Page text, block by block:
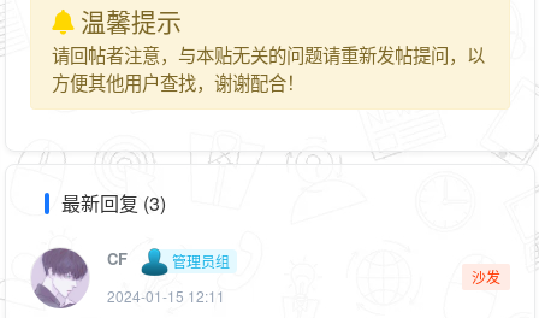
温馨提示
请回帖者注意，与本贴无关的问题请重新发帖提问，以
方便其他用户查找，谢谢配合！
最新回复 (3)
CF
管理员组
2024-01-15 12:11
沙发